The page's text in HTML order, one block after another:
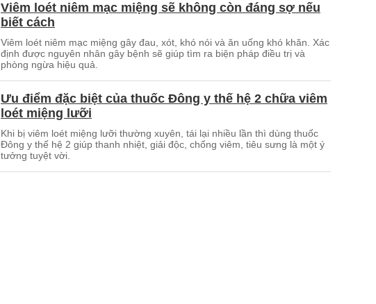
Viêm loét niêm mạc miệng sẽ không còn đáng sợ nếu
biết cách
Viêm loét niêm mạc miệng gây đau, xót, khó nói và ăn uống khó khăn. Xác
định được nguyên nhân gây bệnh sẽ giúp tìm ra biện pháp điều trị và
phòng ngừa hiệu quả.
Ưu điểm đặc biệt của thuốc Đông y thế hệ 2 chữa viêm
loét miệng lưỡi
Khi bị viêm loét miệng lưỡi thường xuyên, tái lại nhiều lần thì dùng thuốc
Đông y thế hệ 2 giúp thanh nhiệt, giải độc, chống viêm, tiêu sưng là một ý
tưởng tuyệt vời.